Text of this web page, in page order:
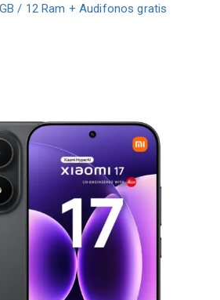
/ 12 Ram + Audifonos gratis